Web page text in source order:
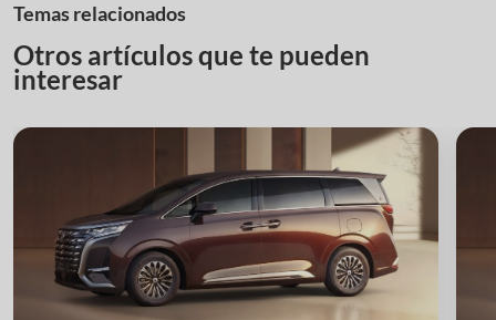
Temas relacionados
Otros artículos que te pueden
interesar